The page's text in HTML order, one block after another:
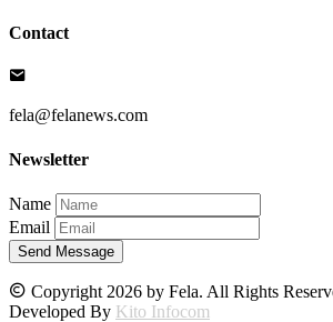
Contact
fela@felanews.com
Newsletter
Name
Email
Send Message
Copyright 2026 by Fela. All Rights
Developed By Kito Infocom